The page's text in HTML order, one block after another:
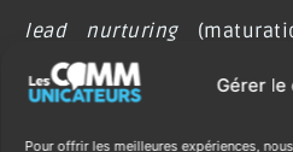
Gérer
Pour offrir les meilleures expériences,
lead nurturing
cruciale . Elle filtre les
prospects réellement
convaincus de votre